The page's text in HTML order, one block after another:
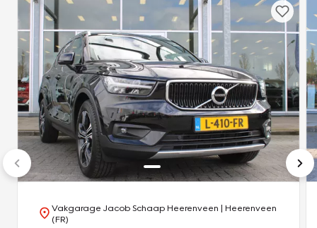
Vakgarage Jacob Schaap Heerenveen | Heerenveen
(FR)